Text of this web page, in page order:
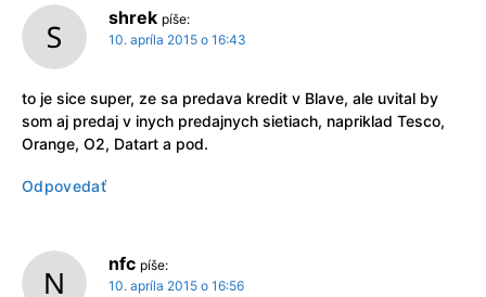
shrek píše:
10. apríla 2015 o 16:43
to je sice super, ze sa predava kredit v Blave, ale uvital by
som aj predaj v inych predajnych sietiach, napriklad Tesco,
Orange, O2, Datart a pod.
Odpovedať
nfc píše:
10. apríla 2015 o 16:56